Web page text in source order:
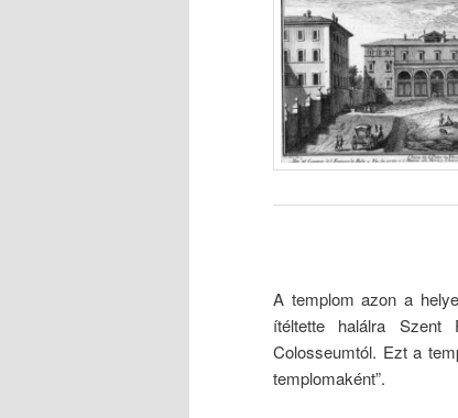
A templom azon a
ítéltette halálra
Colosseumtól. Ezt a
templomaként”.